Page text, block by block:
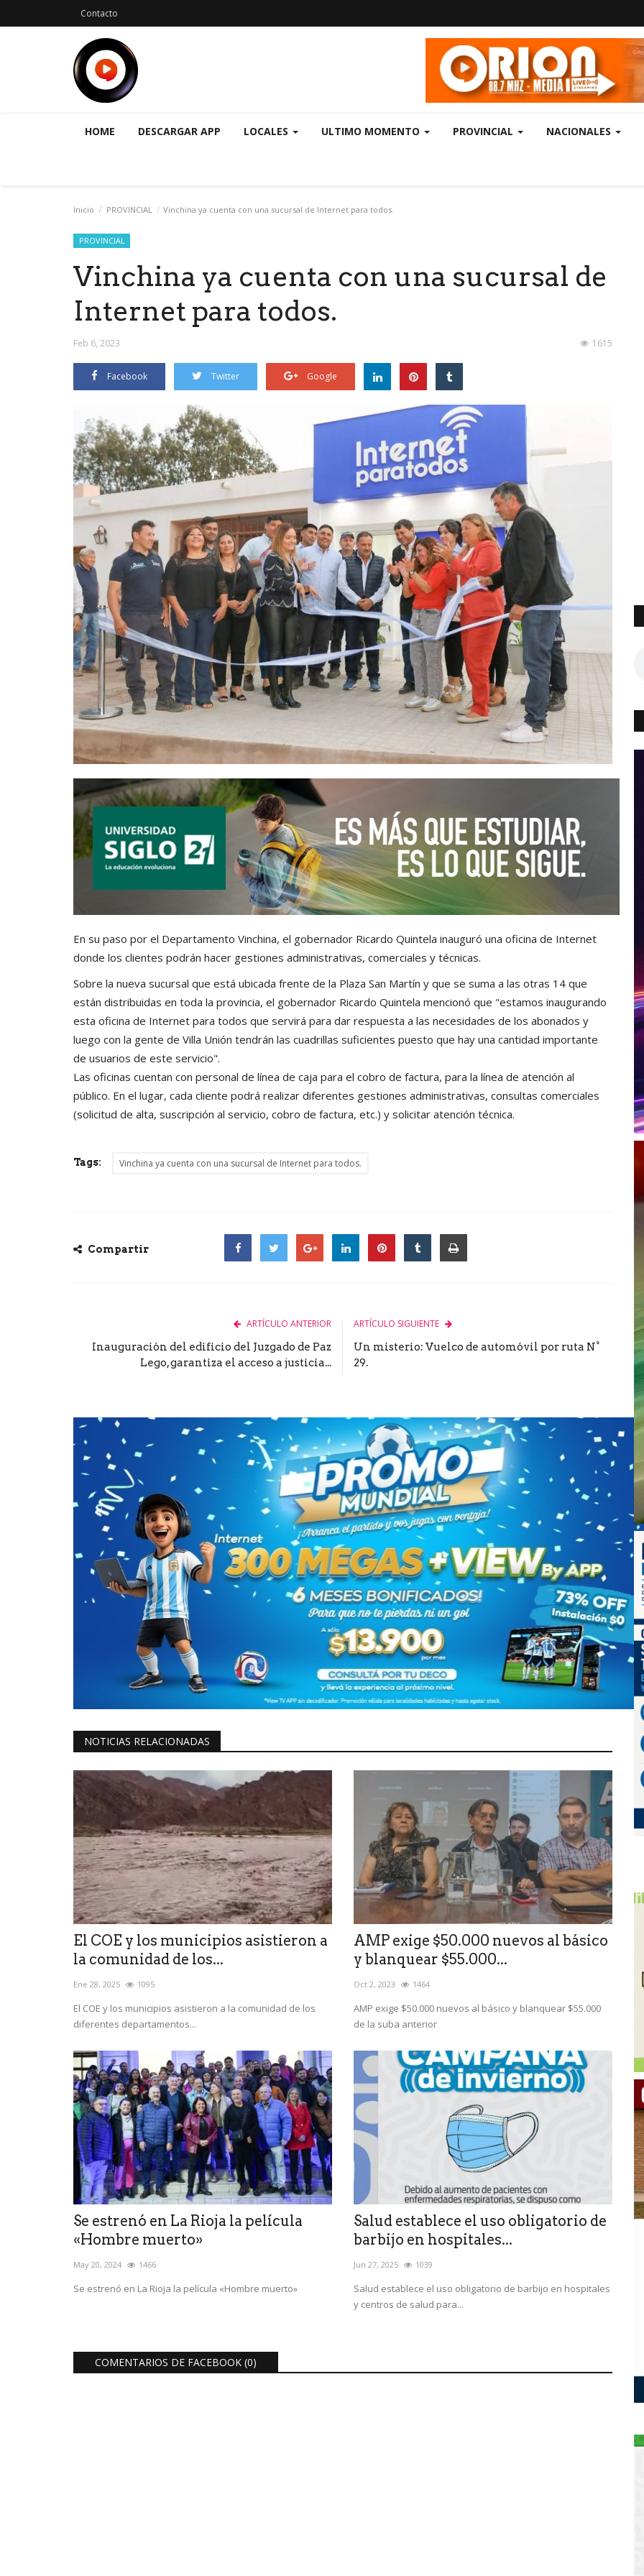
Contacto
HOME DESCARGAR APP LOCALES ULTIMO MOMENTO PROVINCIAL NACIONALES
Inicio PROVINCIAL Vinchina ya cuenta con una sucursal de Internet para todos.
PROVINCIAL
Vinchina ya cuenta con una sucursal de
Internet para todos.
Feb 6, 2023 1615
Facebook Twitter Google
En su paso por el Departamento Vinchina, el gobernador Ricardo Quintela inauguró una oficina de Internet
donde los clientes podrán hacer gestiones administrativas, comerciales y técnicas.
Sobre la nueva sucursal que está ubicada frente de la Plaza San Martín y que se suma a las otras 14 que
están distribuidas en toda la provincia, el gobernador Ricardo Quintela mencionó que "estamos inaugurando
esta oficina de Internet para todos que servirá para dar respuesta a las necesidades de los abonados y
luego con la gente de Villa Unión tendrán las cuadrillas suficientes puesto que hay una cantidad importante
de usuarios de este servicio".
Las oficinas cuentan con personal de línea de caja para el cobro de factura, para la línea de atención al
público. En el lugar, cada cliente podrá realizar diferentes gestiones administrativas, consultas comerciales
(solicitud de alta, suscripción al servicio, cobro de factura, etc.) y solicitar atención técnica.
Tags: Vinchina ya cuenta con una sucursal de Internet para todos.
Compartir
ARTÍCULO ANTERIOR
Inauguración del edificio del Juzgado de Paz
Lego, garantiza el acceso a justicia...
ARTÍCULO SIGUIENTE
Un misterio: Vuelco de automóvil por ruta N°
29.
NOTICIAS RELACIONADAS
El COE y los municipios asistieron a
la comunidad de los...
Ene 28, 2025 1095
El COE y los municipios asistieron a la comunidad de los
diferentes departamentos...
AMP exige $50.000 nuevos al básico
y blanquear $55.000...
Oct 2, 2023 1464
AMP exige $50.000 nuevos al básico y blanquear $55.000
de la suba anterior
Se estrenó en La Rioja la película
«Hombre muerto»
May 20, 2024 1466
Se estrenó en La Rioja la película «Hombre muerto»
Salud establece el uso obligatorio de
barbijo en hospitales...
Jun 27, 2025 1039
Salud establece el uso obligatorio de barbijo en hospitales
y centros de salud para...
COMENTARIOS DE FACEBOOK (0)